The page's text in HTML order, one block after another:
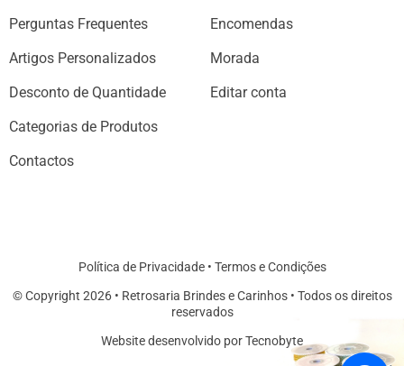
Perguntas Frequentes
Artigos Personalizados
Desconto de Quantidade
Categorias de Produtos
Contactos
Encomendas
Morada
Editar conta
Política de Privacidade• Termos e Condições
© Copyright 2026 • Retrosaria Brindes e Carinhos • Todos os direitos
reservados
Website desenvolvido por Tecnobyte